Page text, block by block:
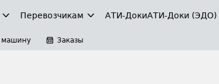
Перевозчикам АТИ-ДокиАТИ-Доки (ЭДО)
машину Заказы